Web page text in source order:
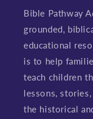
Bible Pathway
grounded,
educational
is to help
teach children
lessons,
the historical